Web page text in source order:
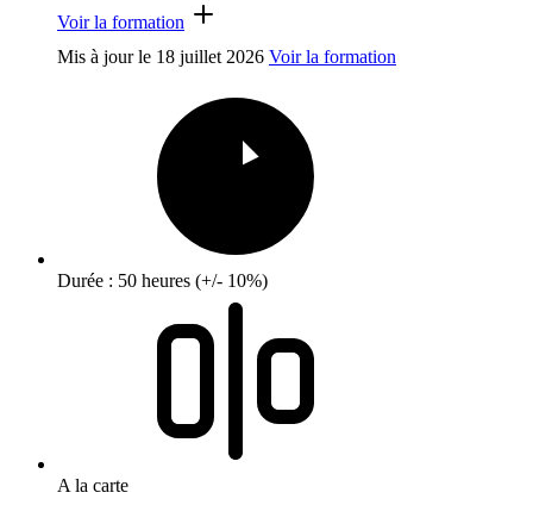
Voir la formation
Mis à jour le 18 juillet 2026 Voir la formation
Durée : 50 heures (+/- 10%)
A la carte